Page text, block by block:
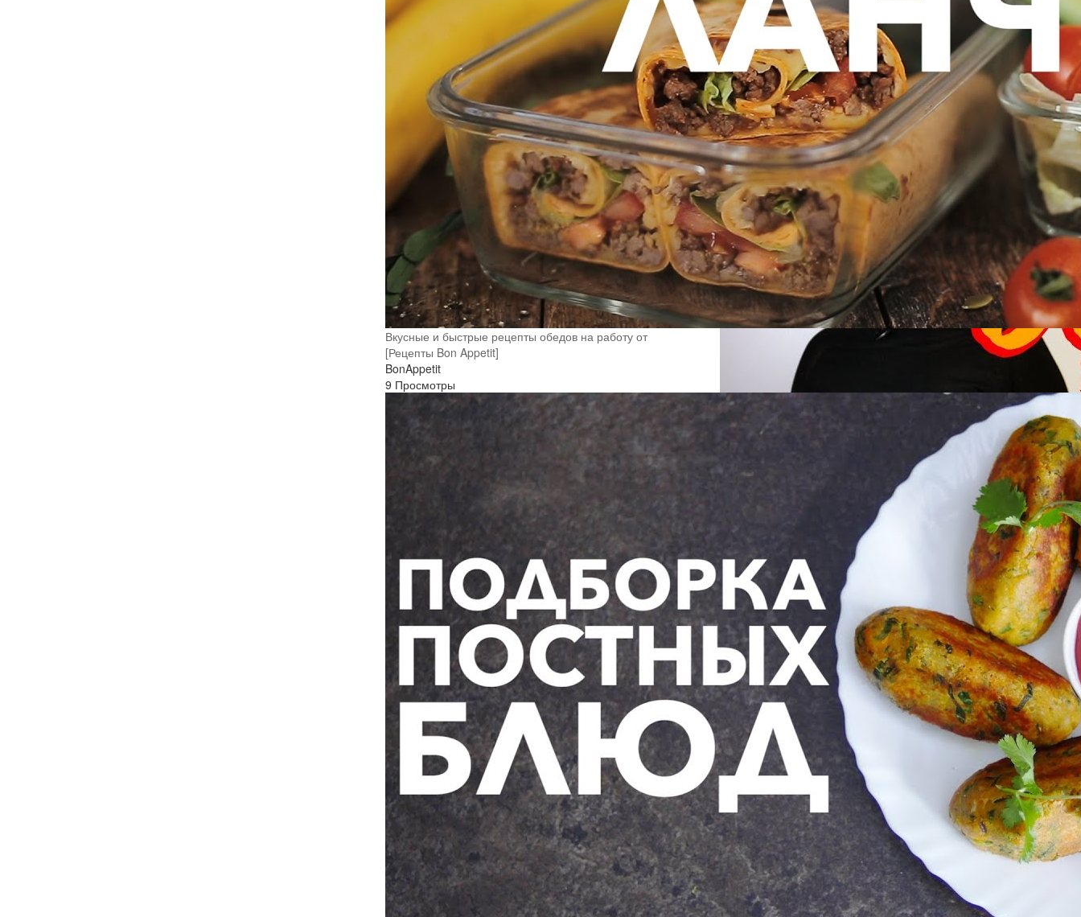
Что приготовить в Пост? Вкусные рецепты постных блюд
от [Рецепты Bon Appetit]
BonAppetit
7 Просмотры
Пробуем ОСТРЫЕ соусы [Рецепты Bon Appetit]
BonAppetit
8 Просмотры
Баклажаны с ветчиной
Neravu
14 Просмотры
Вкусные и быстрые рецепты обедов на работу от
[Рецепты Bon Appetit]
BonAppetit
9 Просмотры